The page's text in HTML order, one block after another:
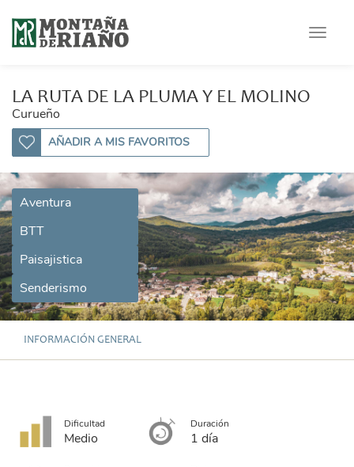
Toggle
LA RUTA DE LA PLUMA Y EL MOLINO
Curueño
AÑADIR A MIS FAVORITOS
Aventura
BTT
Paisajistica
Senderismo
INFORMACIÓN GENERAL
Dificultad
Medio
Duración
1 día